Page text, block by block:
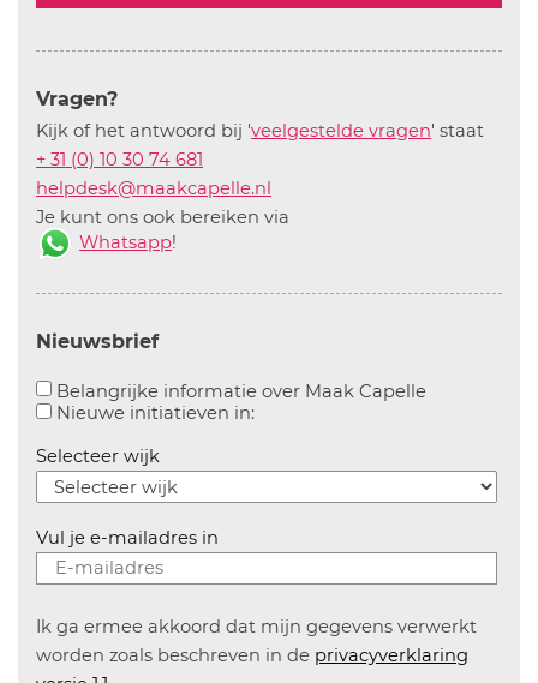
Vragen?
Kijk of het antwoord bij 'veelgestelde vragen' staat
+ 31 (0) 10 30 74 681
helpdesk@maakcapelle.nl
Je kunt ons ook bereiken via
Whatsapp!
Nieuwsbrief
Belangrijke informatie over Maak CapelleAanvinken
Nieuwe initiatieven in:Aanvinken om informatie over
Selecteer wijk
Vul je e-mailadres in
Ik ga ermee akkoord dat mijn gegevens verwerkt
worden zoals beschreven in de privacyverklaring